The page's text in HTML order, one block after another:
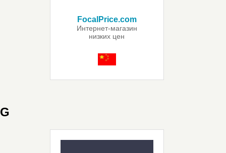
FocalPrice.com
Интернет-магазин
низких цен
G